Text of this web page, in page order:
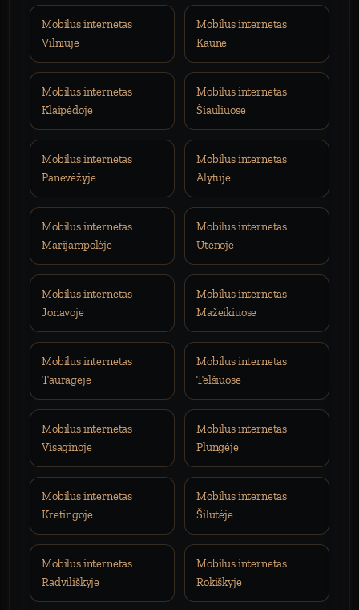
Mobilus internetas
Vilniuje
Mobilus internetas
Kaune
Mobilus internetas
Klaipėdoje
Mobilus internetas
Šiauliuose
Mobilus internetas
Panevėžyje
Mobilus internetas
Alytuje
Mobilus internetas
Marijampolėje
Mobilus internetas
Utenoje
Mobilus internetas
Jonavoje
Mobilus internetas
Mažeikiuose
Mobilus internetas
Tauragėje
Mobilus internetas
Telšiuose
Mobilus internetas
Visaginoje
Mobilus internetas
Plungėje
Mobilus internetas
Kretingoje
Mobilus internetas
Šilutėje
Mobilus internetas
Radviliškyje
Mobilus internetas
Rokiškyje